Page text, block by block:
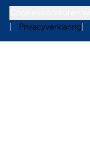
Privacyverklaring